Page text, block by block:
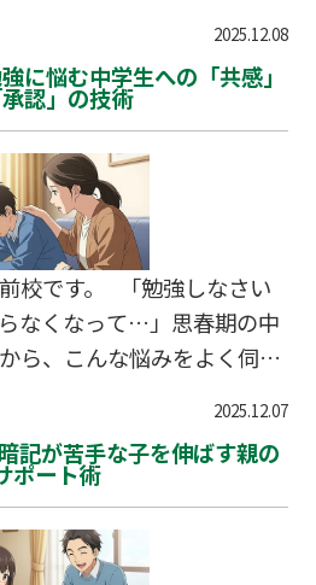
深いものがありました。 今
部長自らが「受験学力と真
一致させる教育方針が印象
市から通学する生徒も多
ールバス16台を運行してい
📖 目次 説明会概要
の伝統と論語教育の独自
2025.12.08
に悩む中学生への「共感」
認」の技術
校です。 「勉強しなさい
なくなって…」思春期の中
ら、こんな悩みをよく伺い
安も抱えており、親の言葉
に心を閉ざしたりしてしま
感」と「承認」の技術が不
関係を深めながら学習意欲
2025.12.07
記が苦手な子を伸ばす親の
ポート術